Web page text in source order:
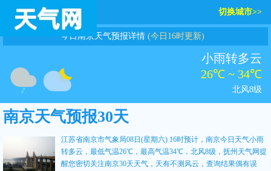
切换城市>>
今日南京天气预报详情 (今日16时更新)
小雨转多云
26℃ ~ 34℃
北风8级
南京天气预报30天
江苏省南京市气象局08日(星期六) 16时预计，南京今日天气小雨
转多云，最低气温26℃，最高气温34℃，北风8级， 抚州天气网提
醒您密切关注南京30天天气 ，天有不测风云，查询结果偶有误